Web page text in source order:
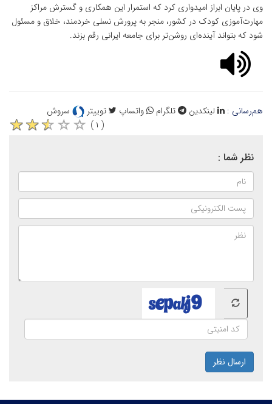
وی در پایان ابراز امیدواری کرد که استمرار این همکاری و گسترش مراکز
مهارت‌آموزی کودک در کشور، منجر به پرورش نسلی خردمند، خلاق و مسئول
شود که بتواند آینده‌ای روشن‌تر برای جامعه ایرانی رقم بزند.
هم‌رسانی : لینکدین تلگرام واتساپ توییتر
سروش
( ۱ )
نظر شما :
ارسال نظر